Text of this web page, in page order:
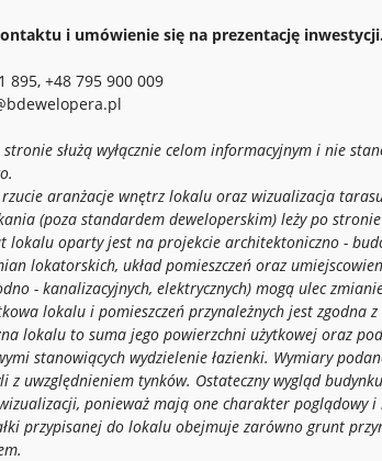
i umówienie się na prezentację
895, +48 795 900 009
służą wyłącznie celom informacyjnym i nie
aranżacje wnętrz lokalu oraz wizualizacja
(poza standardem deweloperskim) leżypo
lokalu oparty jest na projekcie architektoniczno -
lokatorskich, układ pomieszczeń oraz
- kanalizacyjnych, elektrycznych) mogą ulec
lokalu i pomieszczeń przynależnych jest zgodna
lokalu to suma jego powierzchni użytkowej oraz
stanowiących wydzielenie łazienki. Wymiary
z uwzględnieniem tynków. Ostateczny wygląd
ponieważ mają one charakter poglądowy
przypisanej do lokalu obejmuje zarówno grunt